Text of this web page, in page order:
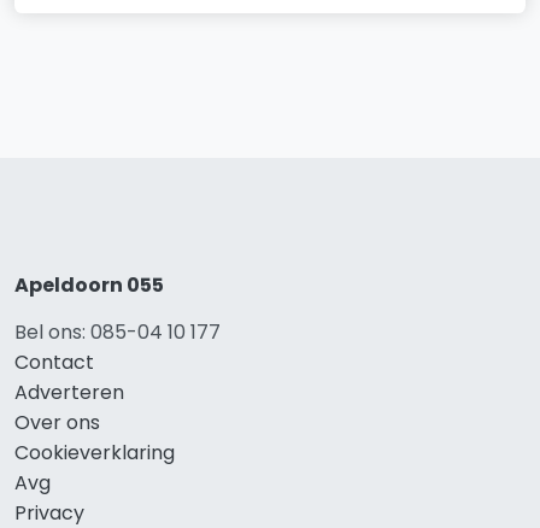
Apeldoorn 055
Bel ons: 085-04 10 177
Contact
Adverteren
Over ons
Cookieverklaring
Avg
Privacy